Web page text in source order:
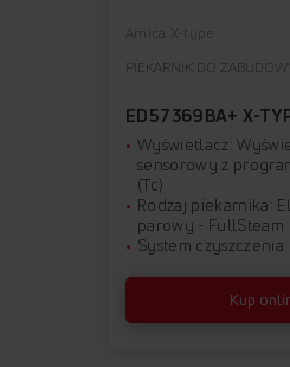
Amica X-type
PIEKARNIK DO
ED57369BA+ X-
Wyświetlacz:
sensorowy z
(Tc)
Rodzaj piekarnika:
parowy - FullSteam
System
Kup